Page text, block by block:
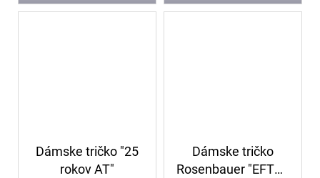
Dámske tričko "25
rokov AT"
Dámske tričko
Rosenbauer "EFTM"